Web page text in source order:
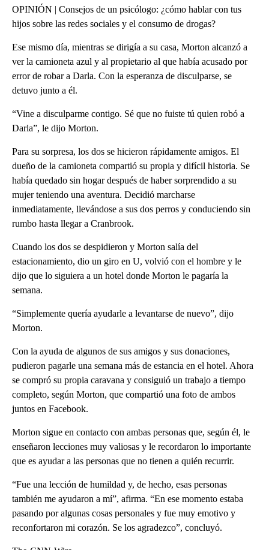
OPINIÓN | Consejos de un psicólogo: ¿cómo hablar con tus
hijos sobre las redes sociales y el consumo de drogas?
Ese mismo día, mientras se dirigía a su casa, Morton alcanzó a
ver la camioneta azul y al propietario al que había acusado por
error de robar a Darla. Con la esperanza de disculparse, se
detuvo junto a él.
“Vine a disculparme contigo. Sé que no fuiste tú quien robó a
Darla”, le dijo Morton.
Para su sorpresa, los dos se hicieron rápidamente amigos. El
dueño de la camioneta compartió su propia y difícil historia. Se
había quedado sin hogar después de haber sorprendido a su
mujer teniendo una aventura. Decidió marcharse
inmediatamente, llevándose a sus dos perros y conduciendo sin
rumbo hasta llegar a Cranbrook.
Cuando los dos se despidieron y Morton salía del
estacionamiento, dio un giro en U, volvió con el hombre y le
dijo que lo siguiera a un hotel donde Morton le pagaría la
semana.
“Simplemente quería ayudarle a levantarse de nuevo”, dijo
Morton.
Con la ayuda de algunos de sus amigos y sus donaciones,
pudieron pagarle una semana más de estancia en el hotel. Ahora
se compró su propia caravana y consiguió un trabajo a tiempo
completo, según Morton, que compartió una foto de ambos
juntos en Facebook.
Morton sigue en contacto con ambas personas que, según él, le
enseñaron lecciones muy valiosas y le recordaron lo importante
que es ayudar a las personas que no tienen a quién recurrir.
“Fue una lección de humildad y, de hecho, esas personas
también me ayudaron a mí”, afirma. “En ese momento estaba
pasando por algunas cosas personales y fue muy emotivo y
reconfortaron mi corazón. Se los agradezco”, concluyó.